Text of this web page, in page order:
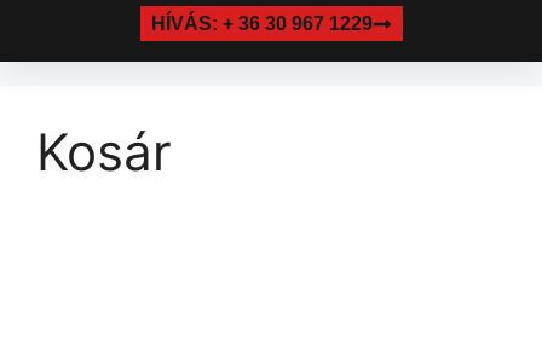
HÍVÁS: + 36 30 967 1229
Kosár